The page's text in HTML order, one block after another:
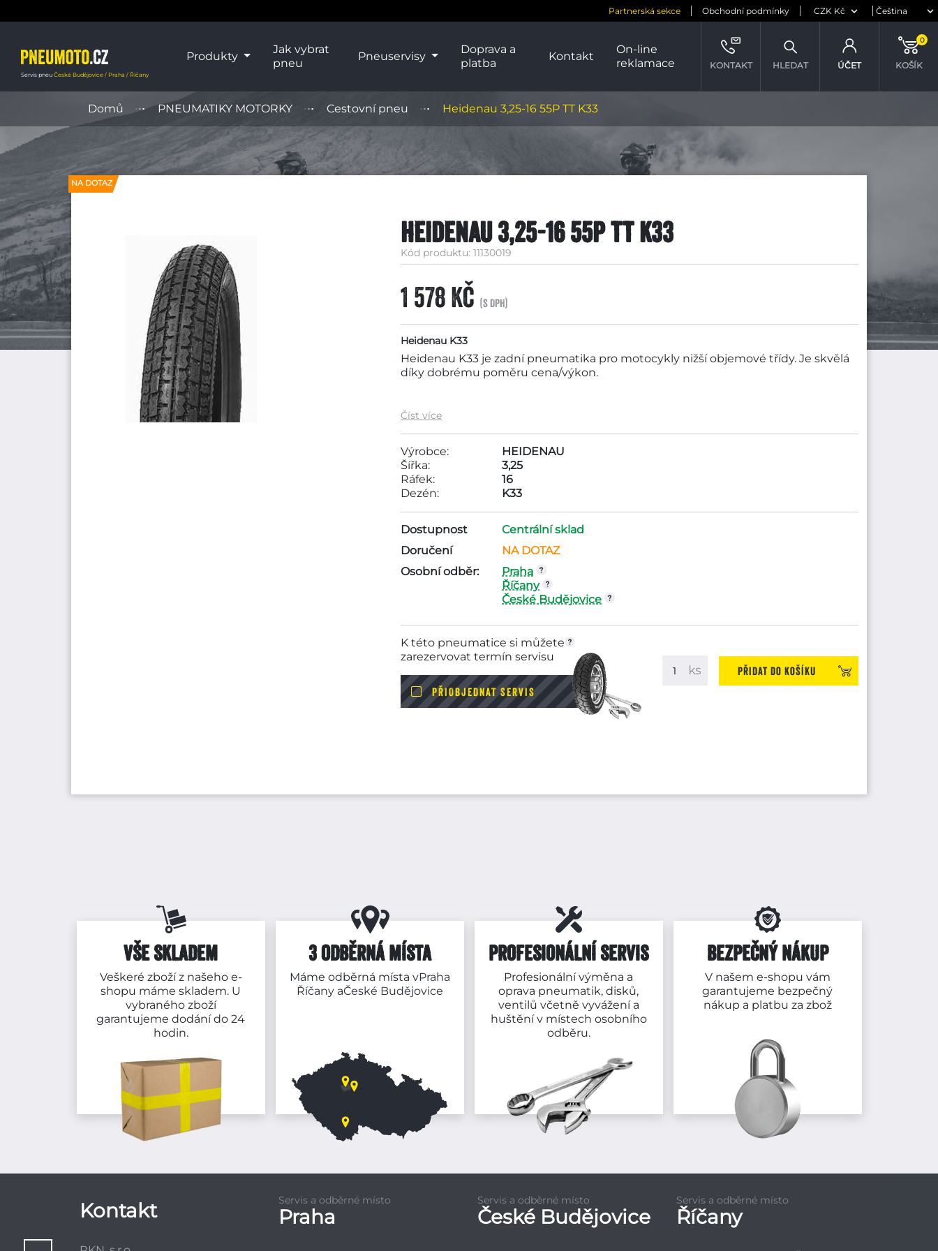
Partnerská sekce Obchodní podmínky
Servis pneu České Budějovice / Praha / Říčany
Produkty
Jak vybrat
pneu
Pneuservisy
Doprava a
platba
Kontakt
On-line
reklamace
KONTAKT HLEDAT ÚČET KOŠÍK
0
Domů PNEUMATIKY MOTORKY Cestovní pneu Heidenau 3,25-16 55P TT K33
NA DOTAZ
Heidenau 3,25-16 55P TT K33
Kód produktu: 11130019
1 578 Kč (s DPH)
Heidenau K33
Heidenau K33 je zadní pneumatika pro motocykly nižší objemové třídy. Je skvělá
díky dobrému poměru cena/výkon.
Motopneu Heidenau 3,25-16 55P TT K33 spadá do cenové kategorie pneumatik do
Číst více
Výrobce:
HEIDENAU
Šířka:
3,25
Ráfek:
16
Dezén:
K33
Dostupnost
Centrální sklad
Doručení
NA DOTAZ
Osobní odběr:
Praha
Říčany
České Budějovice
K této pneumatice si můžete
zarezervovat termín servisu
PŘIOBJEDNAT SERVIS
Přidat do košíku
VŠE SKLADEM
Veškeré zboží z našeho e-
shopu máme skladem. U
vybraného zboží
garantujeme dodání do 24
hodin.
3 ODBĚRNÁ MÍSTA
Máme odběrná místa vPraha
ŘíčanyaČeské Budějovice
PROFESIONÁLNÍ SERVIS
Profesionální výměna a
oprava pneumatik, disků,
ventilů včetně vyvážení a
huštění v místech osobního
odběru.
BEZPEČNÝ NÁKUP
V našem e-shopu vám
garantujeme bezpečný
nákup a platbu za zbož
Kontakt Servis a odběrné místo
Praha
Servis a odběrné místo
České Budějovice
Servis a odběrné místo
Říčany